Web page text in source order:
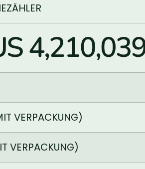
VERPACKUNG)
VERPACKUNG)